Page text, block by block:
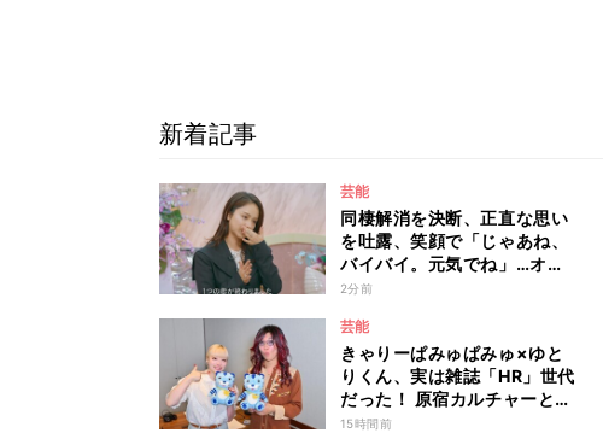
新着記事
芸能
同棲解消を決断、正直な思い
を吐露、笑顔で「じゃあね、
バイバイ。元気でね」…オダ
ミユの成長を見届けた平祐奈
ディ3』
2分前
芸能
きゃりーぱみゅぱみゅ×ゆと
りくん、実は雑誌「HR」世代
だった！ 原宿カルチャーと古
着愛を語り尽くす
15時間前